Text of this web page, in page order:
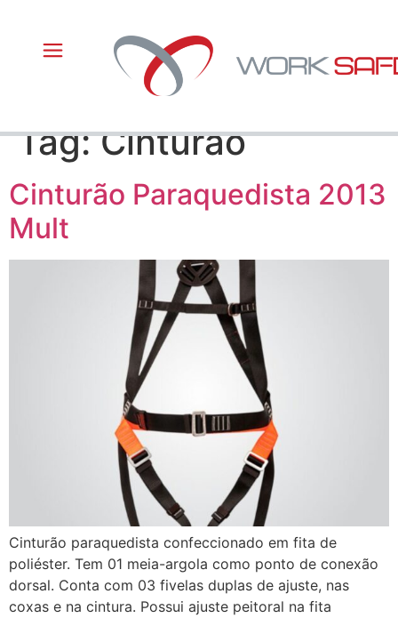
Tag:Cinturão
Cinturão Paraquedista 2013
Mult
Cinturão paraquedista confeccionado em fita de
poliéster. Tem 01 meia-argola como ponto de conexão
dorsal. Conta com 03 fivelas duplas de ajuste, nas
coxas e na cintura. Possui ajuste peitoral na fita